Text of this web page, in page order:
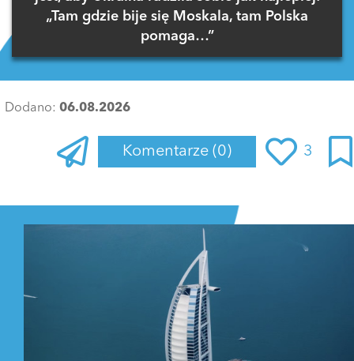
„Tam gdzie bije się Moskala, tam Polska
pomaga…”
Dodano: 06.08.2026
Komentarze (0) 3